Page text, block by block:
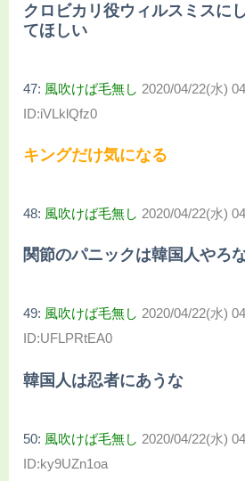
クロビカリ役ウィルスミスに
てほしい
47: 風吹けば毛無し 2020/04/22(水)
ID:iVLklQfz0
キングだけ気になる
48: 風吹けば毛無し 2020/04/22(水)
関節のパニックは韓国人やろ
49: 風吹けば毛無し 2020/04/22(水)
ID:UFLPRtEA0
韓国人は忍者にあうな
50: 風吹けば毛無し 2020/04/22(水)
ID:ky9UZn1oa